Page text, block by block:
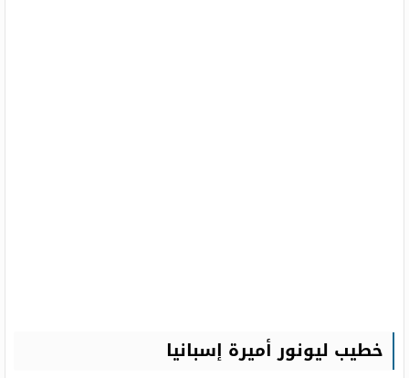
خطيب ليونور أميرة إسبانيا